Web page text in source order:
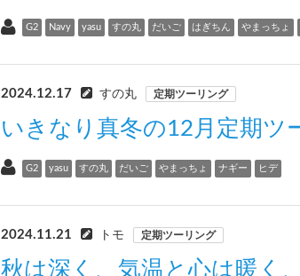
G2 Navy yasu すの丸 だいご はぎちん やまっちょ
2024.12.17 すの丸 定期ツーリング
いきなり真冬の12月定期ツ
G2 yasu すの丸 だいご やまっちょ ナギー ヒデ
2024.11.21 トモ 定期ツーリング
秋は深く、気温と心は暖く